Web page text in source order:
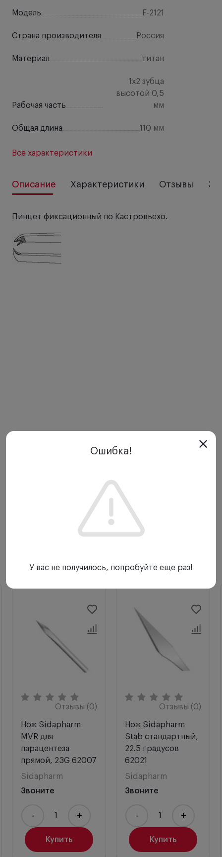
Модель F-2121
Страна производителя Россия
Материал титан
Рабочая часть
1х2 зубца
высотой 0,5
мм
Общая длина 110 мм
Все характеристики
Описание Характеристики Отзывы
Пинцет фиксационный по Кастровьехо.
С этим товаром покупают
Отзывы (0)
Нож Sidapharm
MVR для
парацентеза
прямой, 23G 62007
Sidapharm
Звоните
Купить
- +
Отзывы (0)
Нож Sidapharm
Stab стандартный,
22.5 градусов
62021
Sidapharm
Звоните
Купить
- +
Ошибка!
У вас не получилось, попробуйте еще раз!